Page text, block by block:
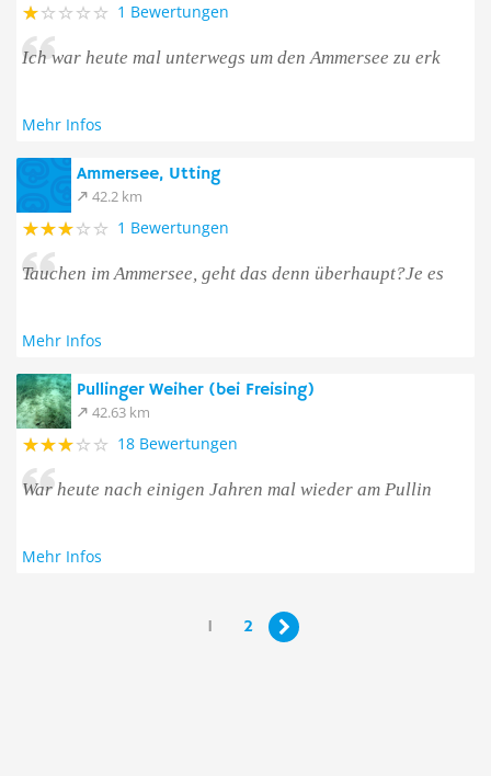
1 Bewertungen
Ich war heute mal unterwegs um den Ammersee zu erk
Mehr Infos
Ammersee, Utting
42.2 km
1 Bewertungen
Tauchen im Ammersee, geht das denn überhaupt?Je es
Mehr Infos
Pullinger Weiher (bei Freising)
42.63 km
18 Bewertungen
War heute nach einigen Jahren mal wieder am Pullin
Mehr Infos
1 2 